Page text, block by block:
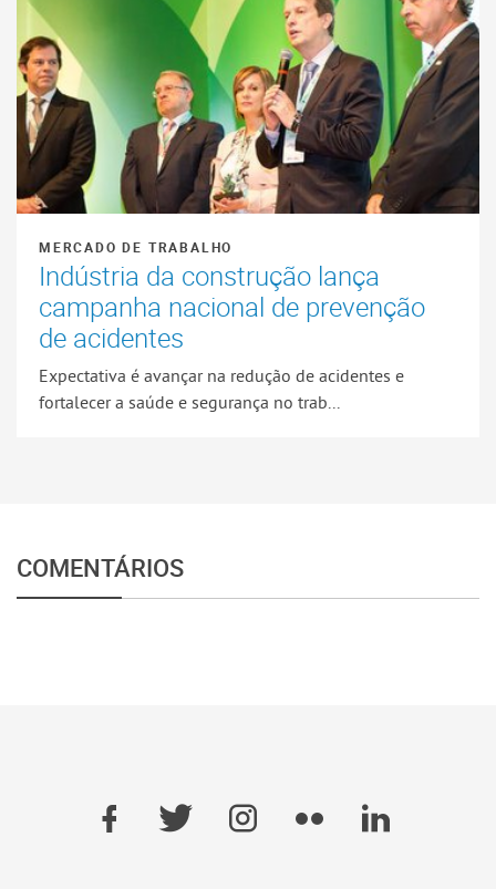
MERCADO DE TRABALHO
Indústria da construção lança
campanha nacional de prevenção
de acidentes
Expectativa é avançar na redução de acidentes e
fortalecer a saúde e segurança no trab...
COMENTÁRIOS